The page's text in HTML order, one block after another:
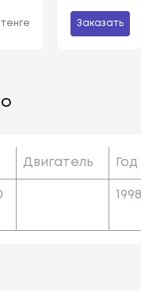
Заказать
Двигатель